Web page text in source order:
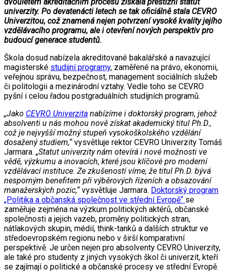
univerzity. Po devatenácti letech se tak oficiálně stala CEVRO
Univerzitou, což znamená nejen potvrzení vysoké kvality jejího
vzdělávacího programu, ale i otevření nových perspektiv pro
budoucí generace studentů.
Škola dosud nabízela akreditované bakalářské a navazující
magisterské studijní programy, zaměřené na právo, ekonomii,
veřejnou správu, bezpečnost, management sociálních služeb
či politologii a mezinárodní vztahy. Vedle toho se CEVRO
pyšní i celou řadou postgraduálních studijních programů.
„Jako CEVRO Univerzita nabízíme i doktorský program, jehož
absolventi u nás mohou nově získat akademický titul Ph.D.,
což je nejvyšší možný stupeň vysokoškolského vzdělání
dosažený studiem,“vysvětluje rektor CEVRO Univerzity Tomáš
Jarmara. „Statut univerzity nám otevírá i nové možnosti ve
vědě, výzkumu a inovacích, které jsou klíčové pro moderní
vzdělávací instituce. Ze zkušeností víme, že titul Ph.D. bývá
nesporným benefitem při výběrových řízeních a obsazování
manažerských pozic,“vysvětluje Jarmara. Doktorský program
„Politika a občanská společnost ve střední Evropě“ se
zaměřuje zejména na výzkum politických aktérů, občanské
společnosti a jejich vazeb, proměny politických stran,
nátlakových skupin, médií, think-tanků a dalších struktur ve
středoevropském regionu nebo v širší komparativní
perspektivě. Je určen nejen pro absolventy CEVRO Univerzity,
ale také pro studenty z jiných vysokých škol či univerzit, kteří
se zajímají o politické a občanské procesy ve střední Evropě.